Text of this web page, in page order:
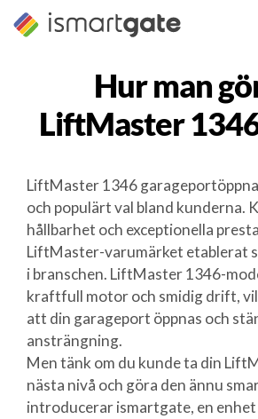
Hoppa
till
Hur man
LiftMaster
LiftMaster 1346
och populärt val bland kunderna.
hållbarhet och exceptionella
LiftMaster-varumärket etablerat
i branschen. LiftMaster 1346-
kraftfull motor och smidig drift,
att din garageport öppnas och
ansträngning.
Men tänk om du kunde ta din
nästa nivå och göra den ännu
introducerar ismartgate, en enhet